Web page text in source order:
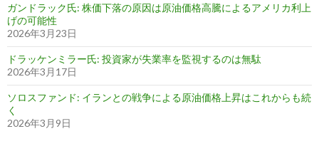
ガンドラック氏: 株価下落の原因は原油価格高騰によるアメリカ利上
げの可能性
2026年3月23日
ドラッケンミラー氏: 投資家が失業率を監視するのは無駄
2026年3月17日
ソロスファンド: イランとの戦争による原油価格上昇はこれからも続
く
2026年3月9日